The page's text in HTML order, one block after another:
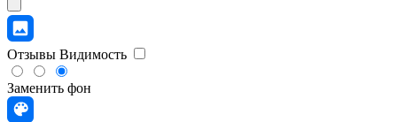
Отзывы Видимость
Заменить фон